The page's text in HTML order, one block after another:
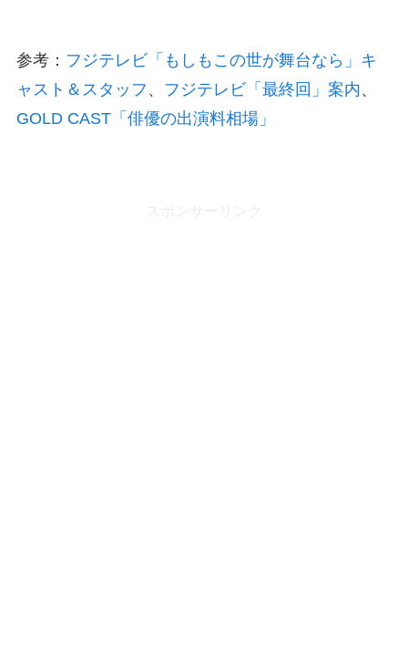
参考： フジテレビ「もしもこの世が舞台なら」キ
ャスト＆スタッフ 、 フジテレビ「最終回」案内、
GOLD CAST「俳優の出演料相場」